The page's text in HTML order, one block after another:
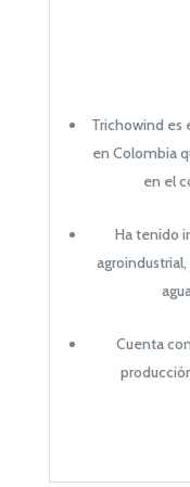
Trichowind es
en Colombia
en el
Ha tenido
Cuenta